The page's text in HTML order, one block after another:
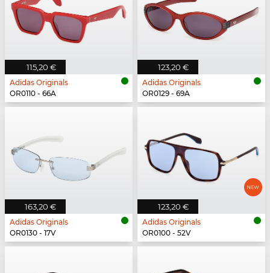
115,20 €
Adidas Originals
OR0110 - 66A
123,20 €
Adidas Originals
OR0129 - 69A
163,20 €
Adidas Originals
OR0130 - 17V
123,20 €
Adidas Originals
OR0100 - 52V